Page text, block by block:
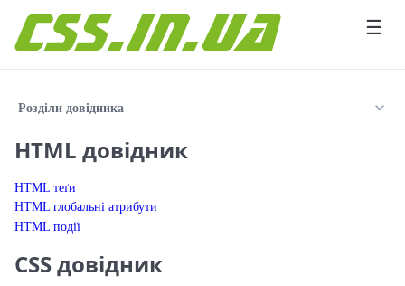
☰
Розділи довідника
HTML довідник
HTML теґи
HTML глобальні атрибути
HTML події
CSS довідник